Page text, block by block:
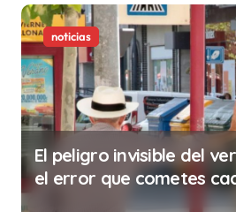
noticias
El peligro invisible del
el error que cometes
minutos en tu trabajo (y